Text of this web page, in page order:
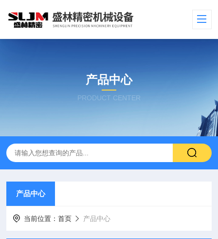
产品中心
PRODUCT CENTER
产品中心
当前位置：首页 产品中心